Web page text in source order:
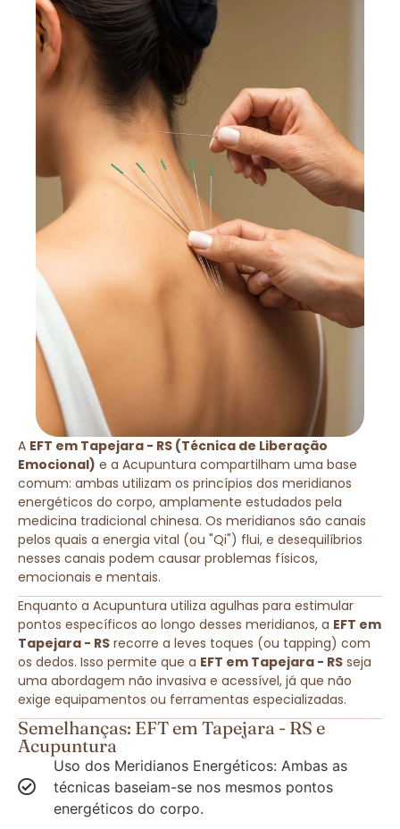
A EFT em Tapejara - RS (Técnica de Liberação
Emocional) e a Acupuntura compartilham uma base
comum: ambas utilizam os princípios dos meridianos
energéticos do corpo, amplamente estudados pela
medicina tradicional chinesa. Os meridianos são canais
pelos quais a energia vital (ou "Qi") flui, e desequilíbrios
nesses canais podem causar problemas físicos,
emocionais e mentais.
Enquanto a Acupuntura utiliza agulhas para estimular
pontos específicos ao longo desses meridianos, a EFT em
Tapejara - RS recorre a leves toques (ou tapping) com
os dedos. Isso permite que a EFT em Tapejara - RS seja
uma abordagem não invasiva e acessível, já que não
exige equipamentos ou ferramentas especializadas.
Semelhanças: EFT em Tapejara - RS e
Acupuntura
Uso dos Meridianos Energéticos: Ambas as
técnicas baseiam-se nos mesmos pontos
energéticos do corpo.